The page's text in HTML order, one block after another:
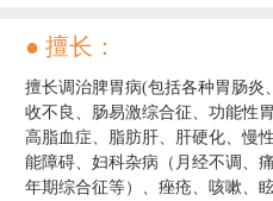
● 擅长：
擅长调治脾胃病(包括各种胃肠炎
收不良、肠易激综合征、功能性
高脂血症、脂肪肝、肝硬化、慢
能障碍、妇科杂病（月经不调、
年期综合征等）、痤疮、咳嗽、